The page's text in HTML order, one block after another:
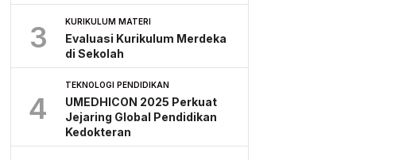
3 KURIKULUM MATERI
Evaluasi Kurikulum Merdeka
di Sekolah
4
TEKNOLOGI PENDIDIKAN
UMEDHICON 2025 Perkuat
Jejaring Global Pendidikan
Kedokteran